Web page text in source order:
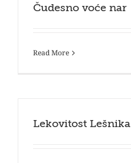
Čudesno voće nar
Read More
Lekovitost Lešnika